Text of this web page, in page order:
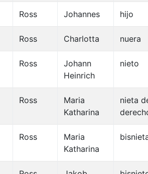
Ross Johannes hijo
Ross Charlotta nuera
Ross
Johann
Heinrich
nieto
Ross
Maria
Katharina
nieta
Ross
Maria
Katharina